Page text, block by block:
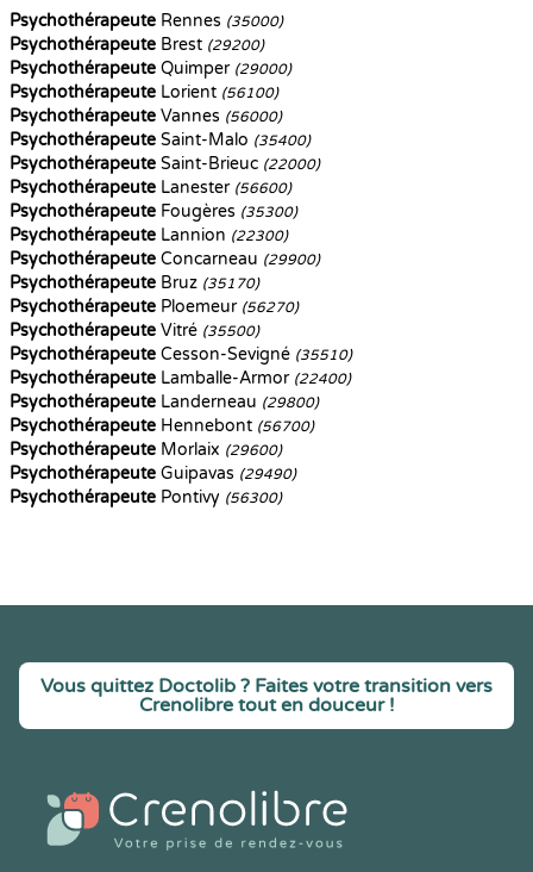
Psychothérapeute Rennes (35000)
Psychothérapeute Brest (29200)
Psychothérapeute Quimper (29000)
Psychothérapeute Lorient (56100)
Psychothérapeute Vannes (56000)
Psychothérapeute Saint-Malo (35400)
Psychothérapeute Saint-Brieuc (22000)
Psychothérapeute Lanester (56600)
Psychothérapeute Fougères (35300)
Psychothérapeute Lannion (22300)
Psychothérapeute Concarneau (29900)
Psychothérapeute Bruz (35170)
Psychothérapeute Ploemeur (56270)
Psychothérapeute Vitré (35500)
Psychothérapeute Cesson-Sevigné (35510)
Psychothérapeute Lamballe-Armor (22400)
Psychothérapeute Landerneau (29800)
Psychothérapeute Hennebont (56700)
Psychothérapeute Morlaix (29600)
Psychothérapeute Guipavas (29490)
Psychothérapeute Pontivy (56300)
Vous quittez Doctolib ? Faites votre transition vers
Crenolibre tout en douceur !